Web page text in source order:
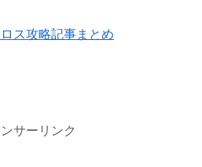
ス攻略記事まとめ
サーリンク